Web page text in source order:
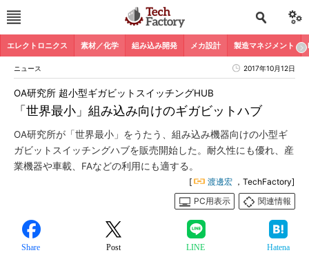
エレクトロニクス 素材／化学 組み込み開発 メカ設計 製造マネジメント
ニュース 2017年10月12日
「世界最小」組み込み向けのギガビットハブ
OA研究所 超小型ギガビットスイッチングHUB
OA研究所が「世界最小」をうたう、組み込み機器向けの小型ギ
ガビットスイッチングハブを販売開始した。耐久性にも優れ、産
業機器や車載、FAなどの利用にも適する。
[ 渡邊宏 ，TechFactory]
PC用表示
関連情報
Share Post LINE Hatena